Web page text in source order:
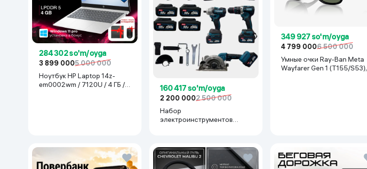
284 302 so'm/oyga
3 899 0005 000 000
Ноутбук HP Laptop 14z-
em0002wm / 7120U / 4 ГБ /
160 417 so'm/oyga
2 200 0002 500 000
Набор
электроинструментов
349 927 so'm/oyga
4 799 0006 500 000
Умные очки Ray-Ban Meta
Wayfarer Gen 1 (T155/S53),